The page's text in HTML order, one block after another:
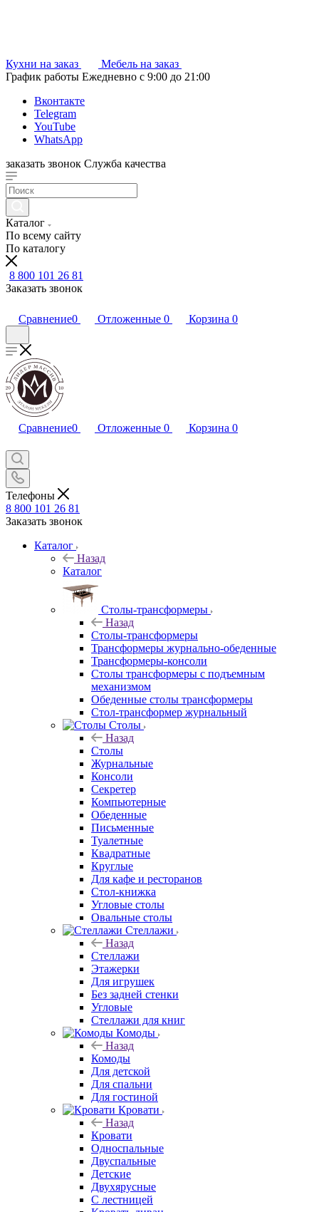
Кухни на заказ
Мебель на заказ
График работы Ежедневно с 9:00 до 21:00
Вконтакте
Telegram
YouTube
WhatsApp
заказать звонок Служба качества
Каталог
По всему сайту
По каталогу
8 800 101 26 81
Заказать звонок
Сравнение0 Отложенные 0 Корзина 0
Сравнение0 Отложенные 0 Корзина 0
Телефоны
8 800 101 26 81
Заказать звонок
Каталог
Назад
Каталог
Столы-трансформеры
Назад
Столы-трансформеры
Трансформеры журнально-обеденные
Трансформеры-консоли
Столы трансформеры с подъемным
механизмом
Обеденные столы трансформеры
Стол-трансформер журнальный
Столы
Назад
Столы
Журнальные
Консоли
Секретер
Компьютерные
Обеденные
Письменные
Туалетные
Квадратные
Круглые
Для кафе и ресторанов
Стол-книжка
Угловые столы
Овальные столы
Стеллажи
Назад
Стеллажи
Этажерки
Для игрушек
Без задней стенки
Угловые
Стеллажи для книг
Комоды
Назад
Комоды
Для детской
Для спальни
Для гостиной
Кровати
Назад
Кровати
Односпальные
Двуспальные
Детские
Двухярусные
С лестницей